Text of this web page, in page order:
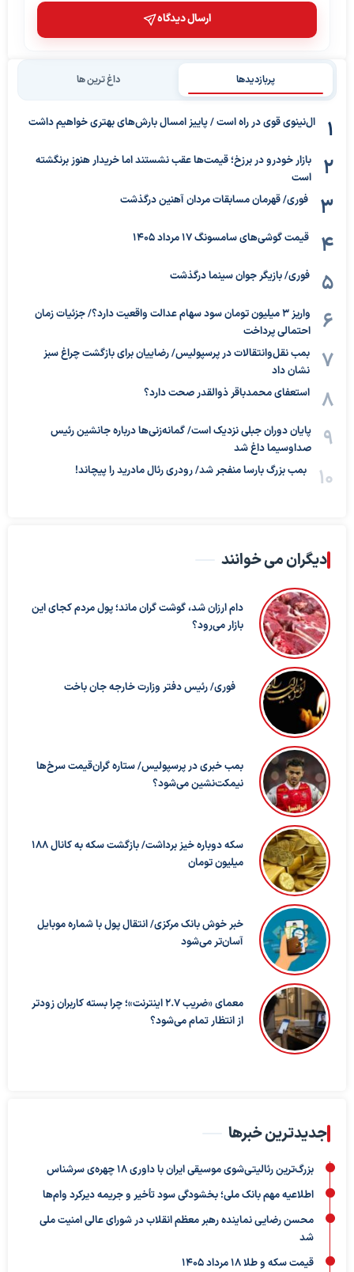
ارسال دیدگاه
پربازدیدها داغ ترین ها
ال‌نینوی قوی در راه است / پاییز امسال بارش‌های بهتری خواهیم داشت
بازار خودرو در برزخ؛ قیمت‌ها عقب نشستند اما خریدار هنوز برنگشته
است
فوری/ قهرمان مسابقات مردان آهنین درگذشت
قیمت گوشی‌های سامسونگ 17 مرداد 1405
فوری/ بازیگر جوان سینما درگذشت
واریز ۳ میلیون تومان سود سهام عدالت واقعیت دارد؟/ جزئیات زمان
احتمالی پرداخت
بمب نقل‌وانتقالات در پرسپولیس/ رضاییان برای بازگشت چراغ سبز
نشان داد
استعفای محمدباقر ذوالقدر صحت دارد؟
پایان دوران جبلی نزدیک است/ گمانه‌زنی‌ها درباره جانشین رئیس
صداوسیما داغ شد
بمب بزرگ بارسا منفجر شد/ رودری رئال مادرید را پیچاند!
دیگران می خوانند
دام ارزان شد، گوشت گران ماند؛ پول مردم کجای این
بازار می‌رود؟
فوری/ رئیس دفتر وزارت خارجه جان باخت
بمب خبری در پرسپولیس/ ستاره گران‌قیمت سرخ‌ها
نیمکت‌نشین می‌شود؟
سکه دوباره خیز برداشت/ بازگشت سکه به کانال ۱۸۸
میلیون تومان
خبر خوش بانک مرکزی/ انتقال پول با شماره موبایل
آسان‌تر می‌شود
معمای «ضریب ۲.۷ اینترنت»؛ چرا بسته کاربران زودتر
از انتظار تمام می‌شود؟
جدیدترین خبرها
بزرگ‌ترین رئالیتی‌شوی موسیقی ایران با داوری ۱۸ چهره‌ی سرشناس
اطلاعیه مهم بانک ملی؛ بخشودگی سود تأخیر و جریمه دیرکرد وام‌ها
محسن رضایی نماینده رهبر معظم انقلاب در شورای عالی امنیت ملی
شد
قیمت سکه و طلا 18 مرداد 1405